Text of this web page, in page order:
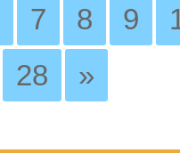
7 8 9
28 »